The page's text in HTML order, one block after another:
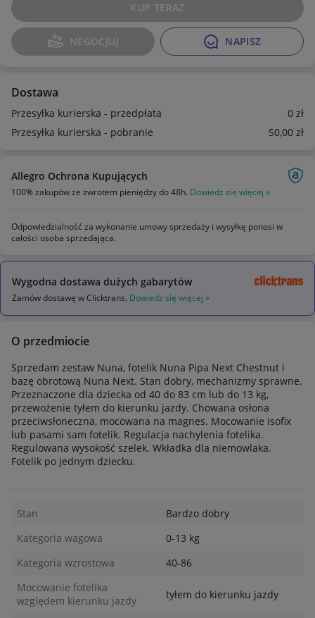
NEGOCJUJ NAPISZ
KUP TERAZ
Dostawa
Przesyłka kurierska - przedpłata 0 zł
Przesyłka kurierska - pobranie
50,00 zł
Allegro Ochrona Kupujących
100% zakupów ze zwrotem pieniędzy do 48h. Dowiedz się więcej »
Odpowiedzialność za wykonanie umowy sprzedaży i wysyłkę ponosi w
całości osoba sprzedająca.
Wygodna dostawa dużych gabarytów
Zamów dostawę w Clicktrans. Dowiedz się więcej »
O przedmiocie
Sprzedam zestaw Nuna, fotelik Nuna Pipa Next Chestnut i
bazę obrotową Nuna Next. Stan dobry, mechanizmy sprawne.
Przeznaczone dla dziecka od 40 do 83 cm lub do 13 kg,
przewożenie tyłem do kierunku jazdy. Chowana osłona
przeciwsłoneczna, mocowana na magnes. Mocowanie isofix
lub pasami sam fotelik. Regulacja nachylenia fotelika.
Regulowana wysokość szelek. Wkładka dla niemowlaka.
Fotelik po jednym dziecku.
Stan
Bardzo dobry
Kategoria wagowa
0-13 kg
Kategoria wzrostowa
40-86
Mocowanie fotelika
względem kierunku jazdy
tyłem do kierunku jazdy